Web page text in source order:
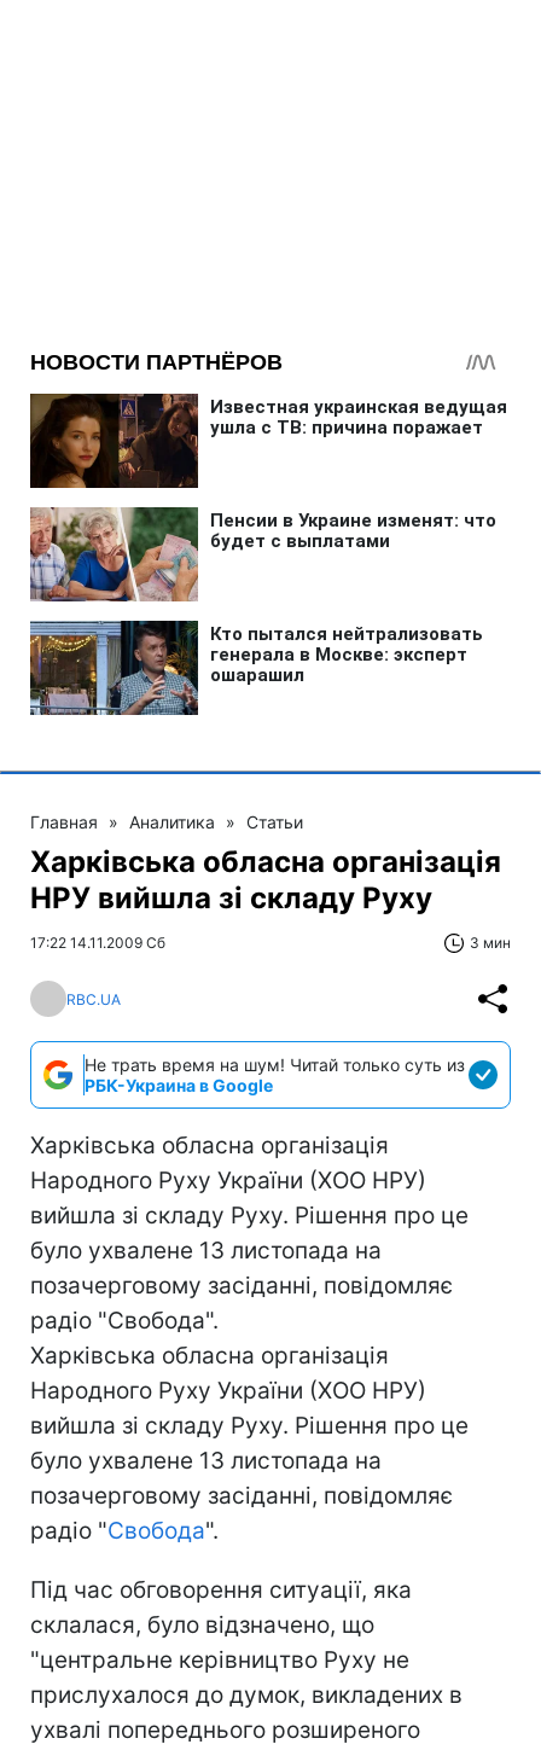
Главная » Аналитика » Статьи
Харківська обласна організація
НРУ вийшла зі складу Руху
17:22 14.11.2009 Сб 3 мин
RBC.UA
Не трать время на шум! Читай только суть из
РБК-Украина в Google
Харківська обласна організація
Народного Руху України (ХОО НРУ)
вийшла зі складу Руху. Рішення про це
було ухвалене 13 листопада на
позачерговому засіданні, повідомляє
радіо "Свобода".
Харківська обласна організація
Народного Руху України (ХОО НРУ)
вийшла зі складу Руху. Рішення про це
було ухвалене 13 листопада на
позачерговому засіданні, повідомляє
радіо "Свобода".
Під час обговорення ситуації, яка
склалася, було відзначено, що
"центральне керівництво Руху не
прислухалося до думок, викладених в
ухвалі попереднього розширеного